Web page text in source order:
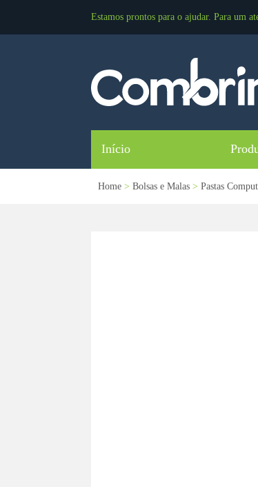
Estamos prontos para o ajudar. Para um
Início
Home > Bolsas e Malas > Pastas